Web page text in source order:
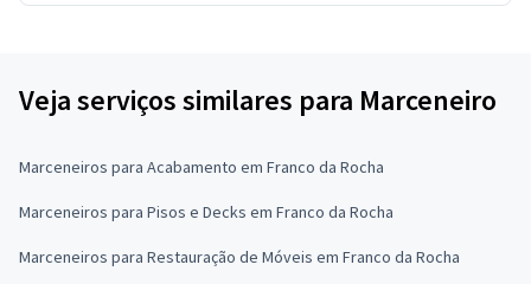
Veja serviços similares para Marceneiro
Marceneiros para Acabamento em Franco da Rocha
Marceneiros para Pisos e Decks em Franco da Rocha
Marceneiros para Restauração de Móveis em Franco da Rocha